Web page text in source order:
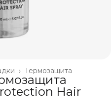
Термозащита
›
Hair